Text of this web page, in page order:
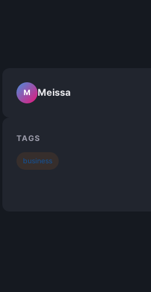
M Meissa
TAGS
business